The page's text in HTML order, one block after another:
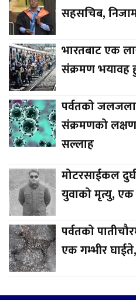
सहसचिब,
भारतबाट एक
संक्रमण भयावह
पर्वतको
संक्रमणको
सल्लाह
मोटरसाईकल
युवाको मृत्यु,
पर्वतको
एक गम्भीर